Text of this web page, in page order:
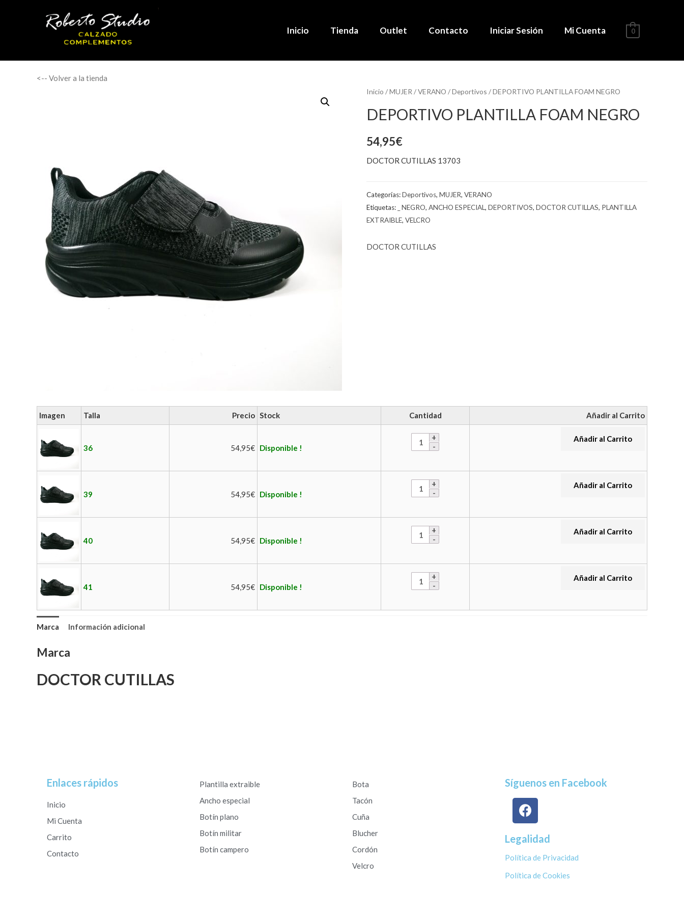
Inicio Tienda Outlet Contacto Iniciar Sesión Mi Cuenta 0
<-- Volver a la tienda
Inicio /MUJER /VERANO /Deportivos / DEPORTIVO PLANTILLA FOAM NEGRO
DEPORTIVO PLANTILLA FOAM NEGRO
54,95€
DOCTOR CUTILLAS 13703
Categorías:Deportivos, MUJER, VERANO
Etiquetas:
_ NEGRO, ANCHO ESPECIAL, DEPORTIVOS, DOCTOR CUTILLAS, PLANTILLA
EXTRAIBLE, VELCRO
DOCTOR CUTILLAS
Imagen Talla Precio Stock Cantidad Añadir al Carrito
36 54,95€ Disponible !
Añadir al Carrito
39 54,95€ Disponible !
Añadir al Carrito
40 54,95€ Disponible !
Añadir al Carrito
41 54,95€ Disponible !
Añadir al Carrito
Marca Información adicional
Marca
DOCTOR CUTILLAS
Enlaces rápidos
Inicio
Mi Cuenta
Carrito
Contacto
Plantilla extraible
Ancho especial
Botín plano
Botín militar
Botín campero
Bota
Tacón
Cuña
Blucher
Cordón
Velcro
Síguenos en Facebook
Legalidad
Política de Privacidad
Política de Cookies